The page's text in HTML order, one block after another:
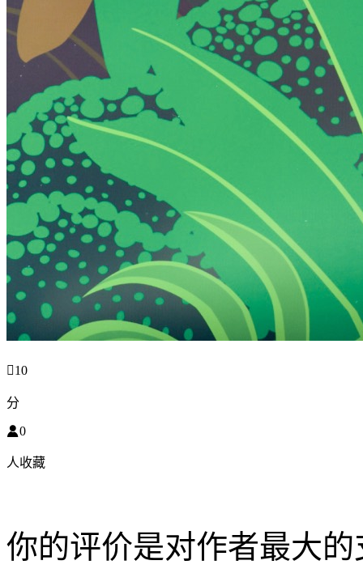
10
分
0
人收藏
你的评价是对作者最大的